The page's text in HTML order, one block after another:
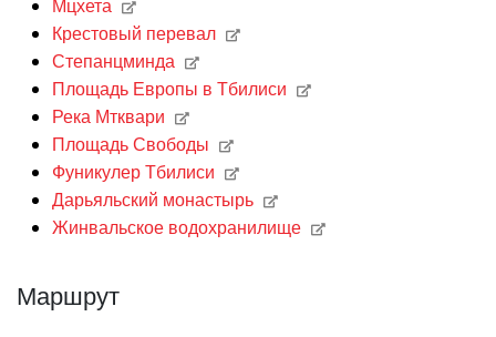
Мцхета
Крестовый перевал
Степанцминда
Площадь Европы в Тбилиси
Река Мтквари
Площадь Свободы
Фуникулер Тбилиси
Дарьяльский монастырь
Жинвальское водохранилище
Маршрут